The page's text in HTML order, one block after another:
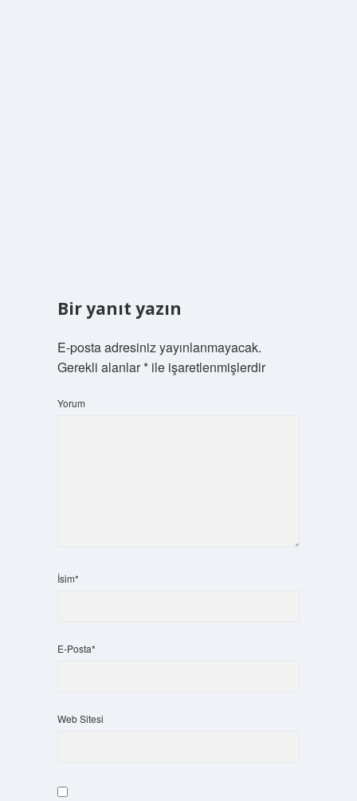
Bir yanıt yazın
E-posta adresiniz yayınlanmayacak.
Gerekli alanlar*ile işaretlenmişlerdir
Yorum
İsim*
E-Posta*
Web Sitesi